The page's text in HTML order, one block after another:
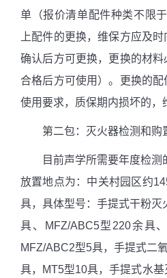
单（报价清单配件种类不限于
上配件的更换，维保方应及
确认后方可更换，更换的材
合格后方可使用）。更换的
使用要求，质保期内损坏的，
第二包：灭火器检测和购
目前声学所需要年度检测
放置地点为：中关村园区约
具，具体型号：手提式干粉灭
具、
MFZ/ABC5型220余具、
MFZ/ABC2型5具，手提式二
具，
MT5型10具，手提式水基